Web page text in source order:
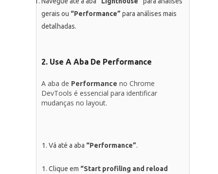
gerais ou “Performance” para análises mais
detalhadas.
2. Use A Aba De Performance
A aba de Performance no Chrome
DevTools é essencial para identificar
mudanças no layout.
Vá até a aba “Performance”.
Clique em “Start profiling and reload